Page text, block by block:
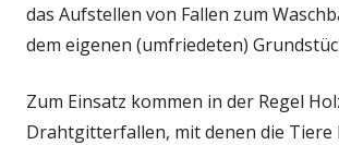
das Aufstellen von Fallen zum
dem eigenen (umfriedeten)
Zum Einsatz kommen in der Regel
Drahtgitterfallen, mit denen die Tiere